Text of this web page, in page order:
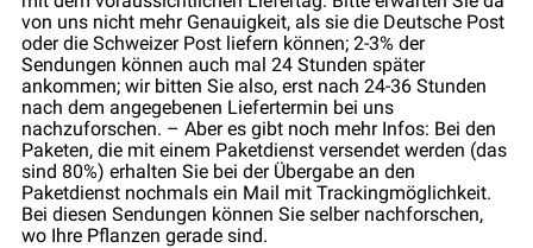
von uns nicht mehr Genauigkeit, als sie die Deutsche Post
oder die Schweizer Post liefern können; 2-3% der
Sendungen können auch mal 24 Stunden später
ankommen; wir bitten Sie also, erst nach 24-36 Stunden
nach dem angegebenen Liefertermin bei uns
nachzuforschen. – Aber es gibt noch mehr Infos: Bei den
Paketen, die mit einem Paketdienst versendet werden (das
sind 80%) erhalten Sie bei der Übergabe an den
Paketdienst nochmals ein Mail mit Trackingmöglichkeit.
Bei diesen Sendungen können Sie selber nachforschen,
wo Ihre Pflanzen gerade sind.